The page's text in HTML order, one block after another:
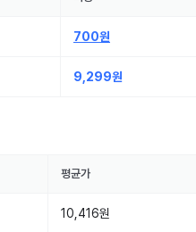
700원
9,299원
평균가
10,416원